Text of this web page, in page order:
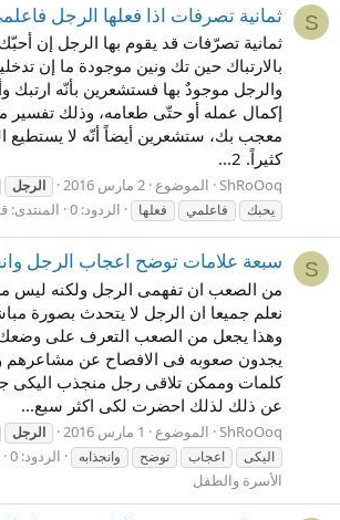
S ثمانية تصرفات اذا فعلها الرجل
بالارتباك حين تك ونين موجودة ما إن
والرجل موجودٌ بها فستشعرين بأنّه ارتبك
إكمال عمله أو حتّى طعامه، وذلك تفسير
معجب بك، ستشعرين أيضاً أنّه لا يستطيع
كثيراً. 2...
ShRoOoq الموضوع 2 مارس 2016 الرجل
يحبك
فاعلمي فعلها الردود: 0 المنتدى:
S سبعة علامات توضح اعجاب الرجل
من الصعب ان تفهمى الرجل ولكنه ليس
نعلم جميعا ان الرجل لا يتحدث بصورة
وهذا يجعل من الصعب التعرف على وضعك
يجدون صعوبه فى الافصاح عن مشاعرهم
كلمات وممكن تلاقى رجل منجذب اليكى
عن ذلك لذلك احضرت لكى اكثر سبع...
ShRoOoq الموضوع 1 مارس 2016 الرجل
اليكى
اعجاب توضح وانجذابه الردود: 0
الأسرة والطفل